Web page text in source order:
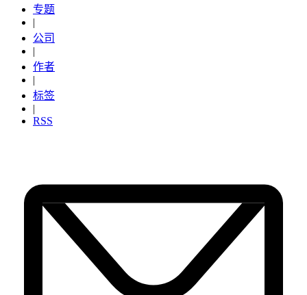
专题
|
公司
|
作者
|
标签
|
RSS